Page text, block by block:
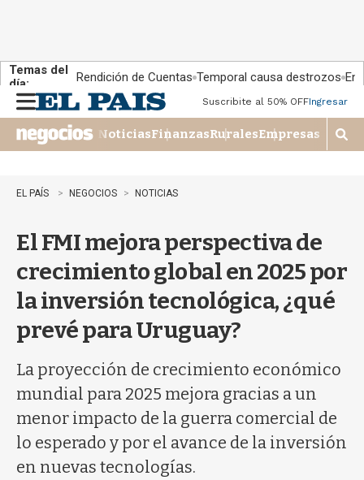
Temas del
día:
Rendición de Cuentas Temporal causa destrozos En
n
u
Suscribite al 50% OFFIngresar
NoticiasFinanzasRuralesEmpresas
M
o
�
EL PAÍS NEGOCIOS NOTICIAS
El FMI mejora perspectiva de
crecimiento global en 2025 por
la inversión tecnológica, ¿qué
prevé para Uruguay?
La proyección de crecimiento económico
mundial para 2025 mejora gracias a un
menor impacto de la guerra comercial de
lo esperado y por el avance de la inversión
en nuevas tecnologías.